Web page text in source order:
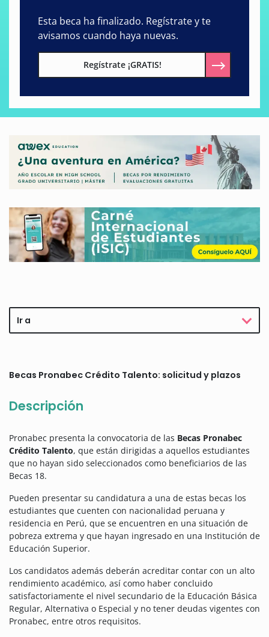
Esta beca ha finalizado. Regístrate y te
avisamos cuando haya nuevas.
Regístrate ¡GRATIS!
Ir a
Becas Pronabec Crédito Talento: solicitud y plazos
Descripción
Pronabec presenta la convocatoria de las Becas Pronabec
Crédito Talento, que están dirigidas a aquellos estudiantes
que no hayan sido seleccionados como beneficiarios de las
Becas 18.
Pueden presentar su candidatura a una de estas becas los
estudiantes que cuenten con nacionalidad peruana y
residencia en Perú, que se encuentren en una situación de
pobreza extrema y que hayan ingresado en una Institución de
Educación Superior.
Los candidatos además deberán acreditar contar con un alto
rendimiento académico, así como haber concluido
satisfactoriamente el nivel secundario de la Educación Básica
Regular, Alternativa o Especial y no tener deudas vigentes con
Pronabec, entre otros requisitos.